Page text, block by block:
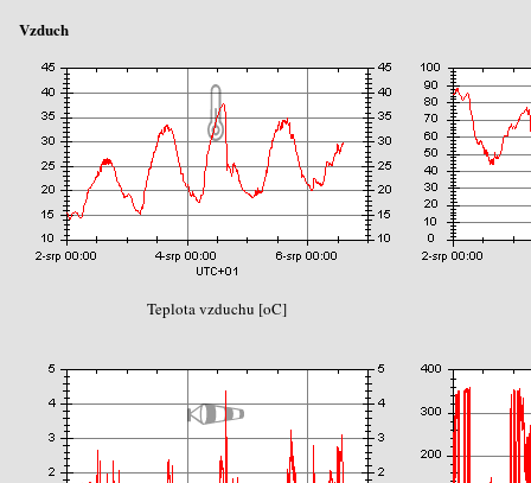
Vzduch
Teplota vzduchu [oC]